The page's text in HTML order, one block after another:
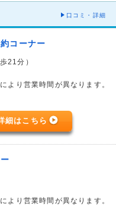
口コミ・詳細
コーナー
21分）
り営業時間が異なります。
細はこちら
り営業時間が異なります。